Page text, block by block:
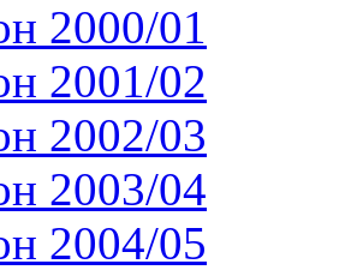
2000/01
2001/02
2002/03
2003/04
2004/05